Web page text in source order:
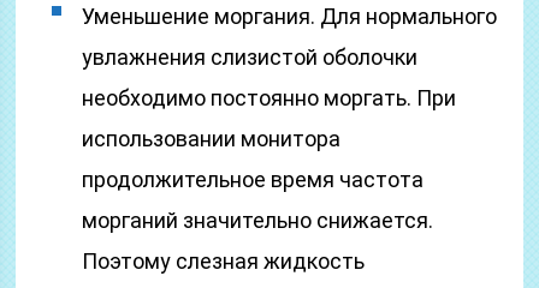
Уменьшение моргания. Для нормального
увлажнения слизистой оболочки
необходимо постоянно моргать. При
использовании монитора
продолжительное время частота
морганий значительно снижается.
Поэтому слезная жидкость